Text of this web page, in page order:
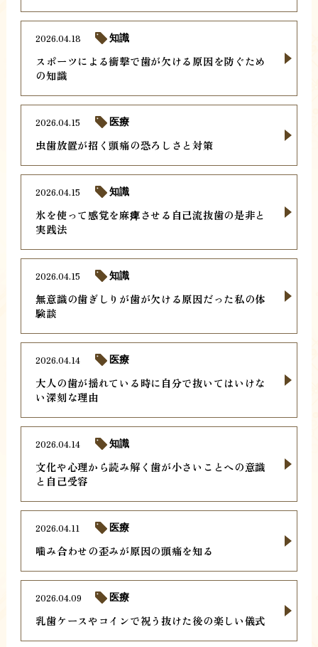
スポーツによる衝撃で歯が欠ける原因を防ぐため
の知識
2026.04.18 知識
虫歯放置が招く頭痛の恐ろしさと対策
2026.04.15 医療
氷を使って感覚を麻痺させる自己流抜歯の是非と
実践法
2026.04.15 知識
無意識の歯ぎしりが歯が欠ける原因だった私の体
験談
2026.04.15 知識
大人の歯が揺れている時に自分で抜いてはいけな
い深刻な理由
2026.04.14 医療
文化や心理から読み解く歯が小さいことへの意識
と自己受容
2026.04.14 知識
噛み合わせの歪みが原因の頭痛を知る
2026.04.11 医療
乳歯ケースやコインで祝う抜けた後の楽しい儀式
2026.04.09 医療